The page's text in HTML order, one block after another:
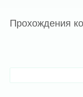
Прохождения